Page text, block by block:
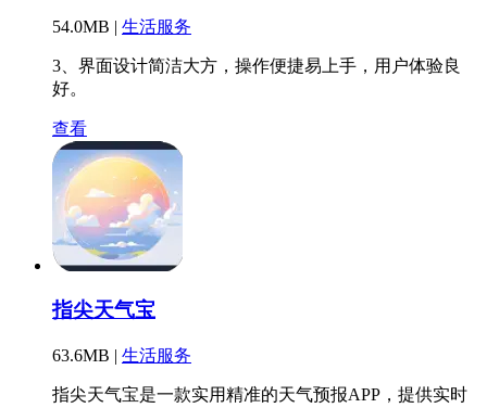
54.0MB | 生活服务
3、界面设计简洁大方，操作便捷易上手，用户体验良
好。
查看
指尖天气宝
63.6MB | 生活服务
指尖天气宝是一款实用精准的天气预报APP，提供实时